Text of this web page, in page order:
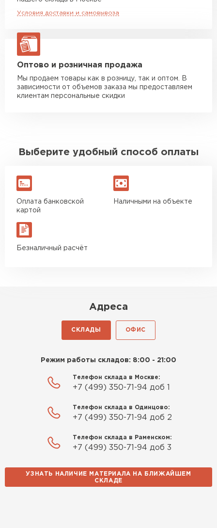
макс. длина груза 6 м
макс. длина груза 8 м
Манипулятор до 20 тн
макс. длина груза 13,5 м
ЗАКАЗАТЬ С ДОСТАВКОЙ
Условия доставки и самовывоза
Оптово и розничная продажа
Мы продаем товары как в розницу, так и оптом. В
зависимости от объемов заказа мы предоставляем
клиентам персональные скидки
Выберите удобный способ оплаты
Оплата банковской
картой
Наличными на объекте
Безналичный расчёт
Адреса
СКЛАДЫ ОФИС
Режим работы складов: 8:00 - 21:00
Телефон склада в Москве:
+7 (499) 350-71-94 доб 1
Телефон склада в Одинцово:
+7 (499) 350-71-94 доб 2
Телефон склада в Раменском:
+7 (499) 350-71-94 доб 3
УЗНАТЬ НАЛИЧИЕ МАТЕРИАЛА НА БЛИЖАЙШЕМ
СКЛАДЕ